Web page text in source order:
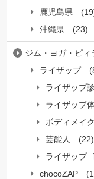
鹿児島県
沖縄県
(23)
ジム・ヨガ・ピィ
ライザップ
ライザップ
ライザップ
ボディメイ
芸能人
(22)
ライザップ
chocoZAP